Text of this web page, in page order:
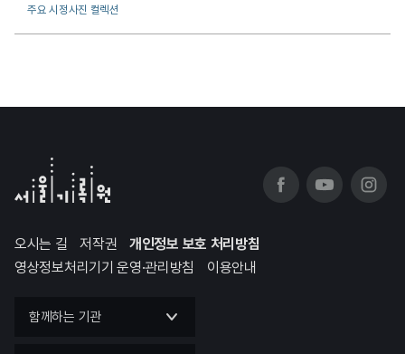
주요 시정사진 컬렉션
오시는 길 저작권
개인정보 보호 처리방침
영상정보처리기기 운영·관리방침
이용안내
함께하는 기관